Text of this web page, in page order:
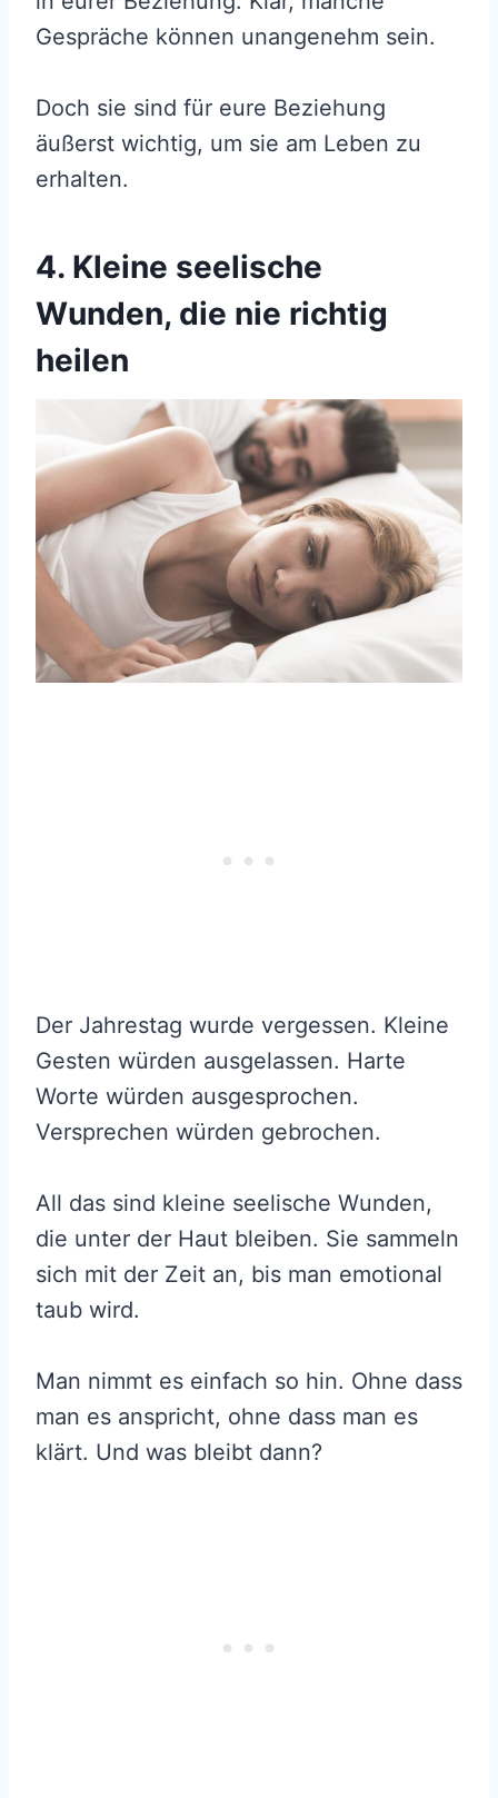
Gespräche können unangenehm sein.
Doch sie sind für eure Beziehung
äußerst wichtig, um sie am Leben zu
erhalten.
4. Kleine seelische
Wunden, die nie richtig
heilen
Der Jahrestag wurde vergessen. Kleine
Gesten würden ausgelassen. Harte
Worte würden ausgesprochen.
Versprechen würden gebrochen.
All das sind kleine seelische Wunden,
die unter der Haut bleiben. Sie sammeln
sich mit der Zeit an, bis man emotional
taub wird.
Man nimmt es einfach so hin. Ohne dass
man es anspricht, ohne dass man es
klärt. Und was bleibt dann?